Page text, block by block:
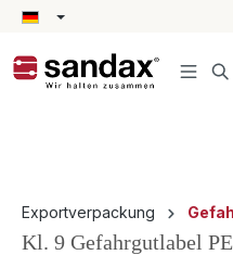
springen
Exportverpackung
Kl. 9 Gefahrgutlabel